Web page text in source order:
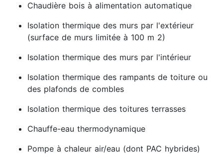
Chaudière bois à alimentation automatique
Isolation thermique des murs par l'extérieur
(surface de murs limitée à 100 m 2)
Isolation thermique des murs par l'intérieur
Isolation thermique des rampants de toiture ou
des plafonds de combles
Isolation thermique des toitures terrasses
Chauffe-eau thermodynamique
Pompe à chaleur air/eau (dont PAC hybrides)